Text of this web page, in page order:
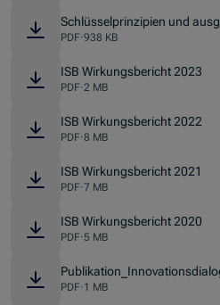
Schlüsselprinzipien und
ativer Förderpraxis
PDF·938 KB
ISB Wirkungsbericht 2023
PDF·2 MB
ISB Wirkungsbericht 2022
PDF·8 MB
ISB Wirkungsbericht 2021
PDF·7 MB
ISB Wirkungsbericht 2020
PDF·5 MB
PDF·1 MB